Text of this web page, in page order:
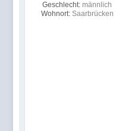
Geschlecht: männlich
Wohnort: Saarbrücken